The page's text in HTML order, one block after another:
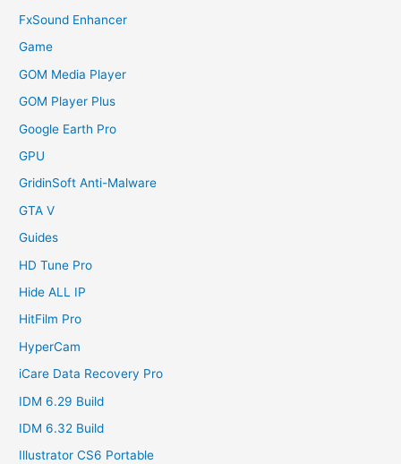
FxSound Enhancer
Game
GOM Media Player
GOM Player Plus
Google Earth Pro
GPU
GridinSoft Anti-Malware
GTA V
Guides
HD Tune Pro
Hide ALL IP
HitFilm Pro
HyperCam
iCare Data Recovery Pro
IDM 6.29 Build
IDM 6.32 Build
Illustrator CS6 Portable